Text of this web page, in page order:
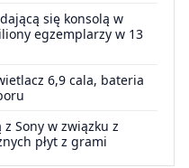
się konsolą w
egzemplarzy w 13
6,9 cala, bateria
Sony w związku z
płyt z grami